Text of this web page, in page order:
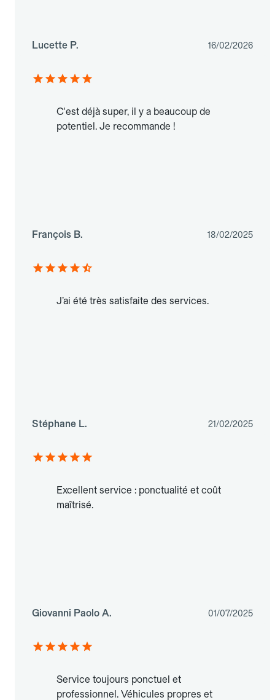
Lucette P. 16/02/2026
C'est déjà super, il y a beaucoup de
potentiel. Je recommande !
François B. 18/02/2025
J’ai été très satisfaite des services.
Stéphane L. 21/02/2025
Excellent service : ponctualité et coût
maîtrisé.
Giovanni Paolo A. 01/07/2025
Service toujours ponctuel et
professionnel. Véhicules propres et